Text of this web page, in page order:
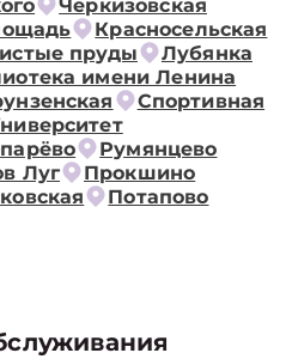
Черкизовская
Красносельская
пруды
Лубянка
имени Ленина
Спортивная
Румянцево
Луг
Прокшино
Потапово